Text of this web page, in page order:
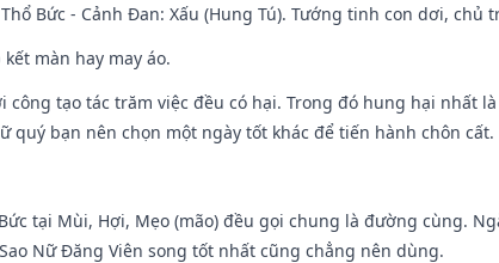
Bức - Cảnh Đan: Xấu (Hung Tú). Tướng tinh con dơi, chủ
kết màn hay may áo.
công tạo tác trăm việc đều có hại. Trong đó hung hại nhất
quý bạn nên chọn một ngày tốt khác để tiến hành chôn cất.
tại Mùi, Hợi, Mẹo (mão) đều gọi chung là đường cùng.
Nữ Đăng Viên song tốt nhất cũng chẳng nên dùng.